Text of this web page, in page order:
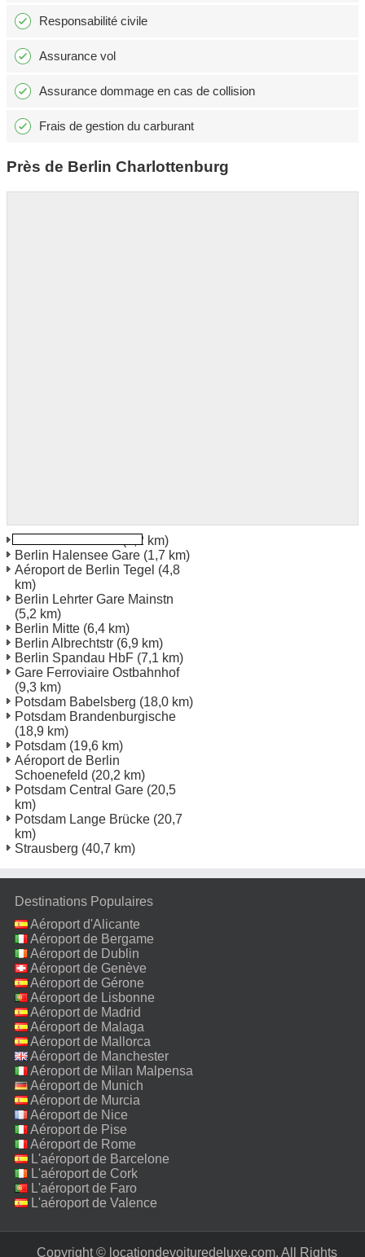
Responsabilité civile
Assurance vol
Assurance dommage en cas de collision
Frais de gestion du carburant
Près de Berlin Charlottenburg
(1,2 km)
Berlin Halensee Gare (1,7 km)
Aéroport de Berlin Tegel (4,8
km)
Berlin Lehrter Gare Mainstn
(5,2 km)
Berlin Mitte (6,4 km)
Berlin Albrechtstr (6,9 km)
Berlin Spandau HbF (7,1 km)
Gare Ferroviaire Ostbahnhof
(9,3 km)
Potsdam Babelsberg (18,0 km)
Potsdam Brandenburgische
(18,9 km)
Potsdam (19,6 km)
Aéroport de Berlin
Schoenefeld (20,2 km)
Potsdam Central Gare (20,5
km)
Potsdam Lange Brücke (20,7
km)
Strausberg (40,7 km)
Destinations Populaires
Aéroport d'Alicante
Aéroport de Bergame
Aéroport de Dublin
Aéroport de Genève
Aéroport de Gérone
Aéroport de Lisbonne
Aéroport de Madrid
Aéroport de Malaga
Aéroport de Mallorca
Aéroport de Manchester
Aéroport de Milan Malpensa
Aéroport de Munich
Aéroport de Murcia
Aéroport de Nice
Aéroport de Pise
Aéroport de Rome
Fiumicino
L'aéroport de Barcelone
L'aéroport de Cork
L'aéroport de Faro
L'aéroport de Valence
Copyright © locationdevoituredeluxe.com. All Rights